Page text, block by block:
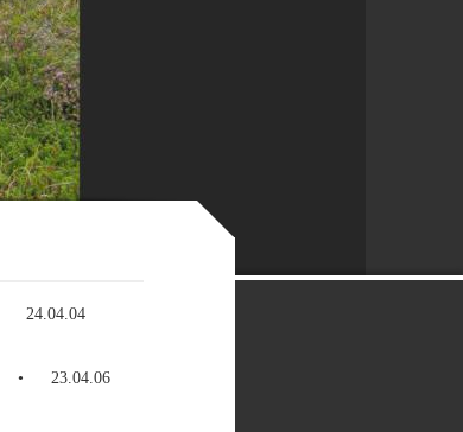
24.04.04
23.04.06